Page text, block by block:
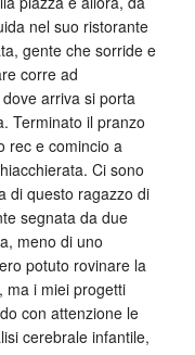
nel suo ristorante
gente che sorride e
corre ad
arriva si porta
Terminato il pranzo
rec e comincio a
Ci sono
di questo ragazzo di
segnata da due
meno di uno
potuto rovinare la
ma i miei progetti
con attenzione le
cerebrale infantile,